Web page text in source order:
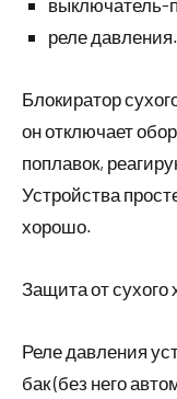
выключатель-
реле давления.
Блокиратор
он отключает
поплавок,
Устройства
хорошо.
Защита от сухого
Реле давления
бак (без него